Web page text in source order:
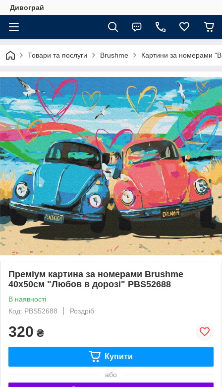
Дивограй
Товари та послуги Brushme Картини за номерами
Преміум картина за номерами Brushme
40x50см "Любов в дорозі" PBS52688
В наявності
Код: PBS52688
Роздріб
320 ₴
Купити
або